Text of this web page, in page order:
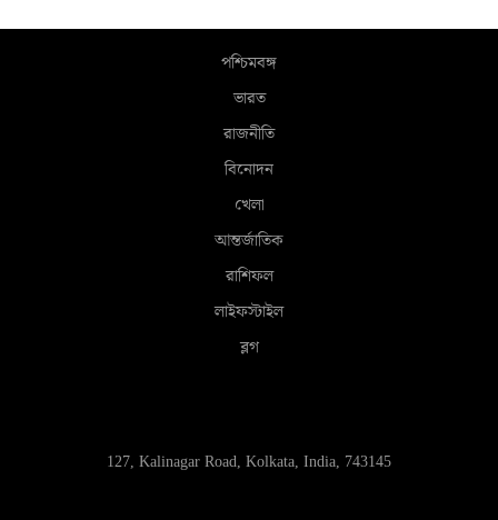
পশ্চিমবঙ্গ
ভারত
রাজনীতি
বিনোদন
খেলা
আন্তর্জাতিক
রাশিফল
লাইফস্টাইল
ব্লগ
127, Kalinagar Road, Kolkata, India, 743145